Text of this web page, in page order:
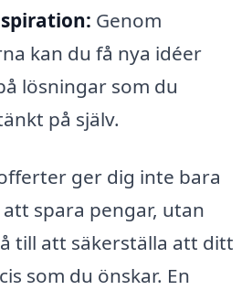
Genom
kan du få nya idéer
lösningar som du
på själv.
ger dig inte bara
spara pengar, utan
till att säkerställa att ditt
som du önskar. En